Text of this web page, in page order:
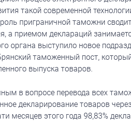
такой современной
приграничной таможни
а приемом деклараций
органа выступило новое
таможенный пост,
выпуска товаров.
в вопросе перевода всех
декларирование товаров
месяцев этого года 98,83%